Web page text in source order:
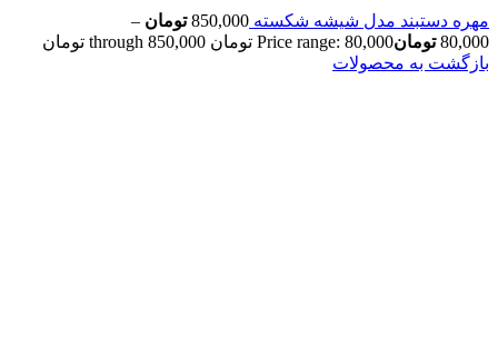
مهره دستبند مدل شیشه شکسته 850,000 تومان –
80,000 تومانPrice range: 80,000 تومان through 850,000 تومان
بازگشت به محصولات